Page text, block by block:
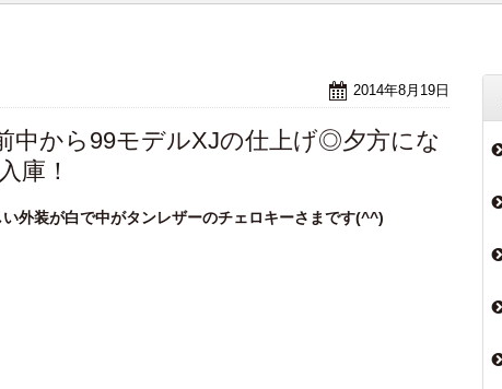
2014年8月19日
中から99モデルXJの仕上げ◎夕方にな
庫！
外装が白で中がタンレザーのチェロキーさまです(^^)